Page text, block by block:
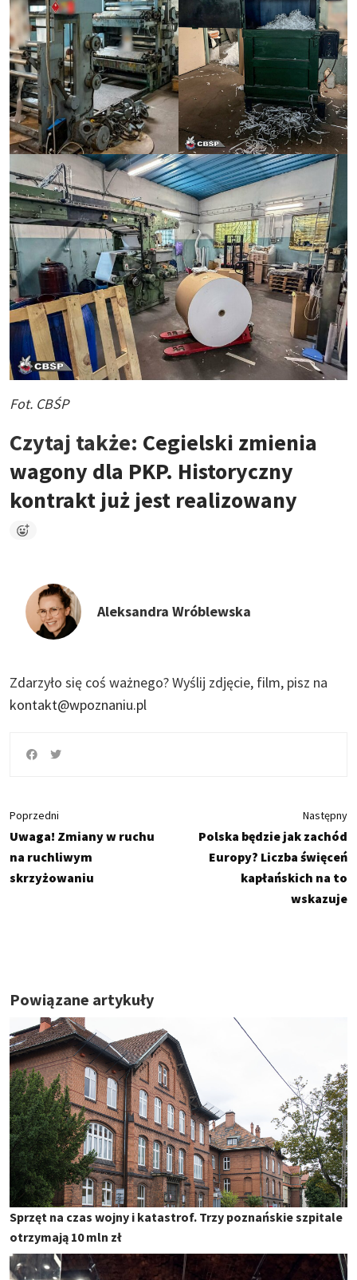
Fot. CBŚP
Czytaj także: Cegielski zmienia
wagony dla PKP. Historyczny
kontrakt już jest realizowany
Aleksandra Wróblewska
Zdarzyło się coś ważnego?Wyślij zdjęcie, film, pisz na
kontakt@wpoznaniu.pl
Poprzedni
Uwaga! Zmiany w ruchu
na ruchliwym
skrzyżowaniu
Następny
Polska będzie jak zachód
Europy? Liczba święceń
kapłańskich na to
wskazuje
Powiązane artykuły
Sprzęt na czas wojny i katastrof. Trzy poznańskie szpitale
otrzymają 10 mln zł